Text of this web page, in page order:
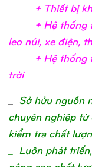
+ Thiết bị
+ Hệthống
leo núi, xe điện,
+ Hệthống
trời
Sở hửu nguồn
chuyên nghiệp
kiểm tra chất
_ Luôn phát